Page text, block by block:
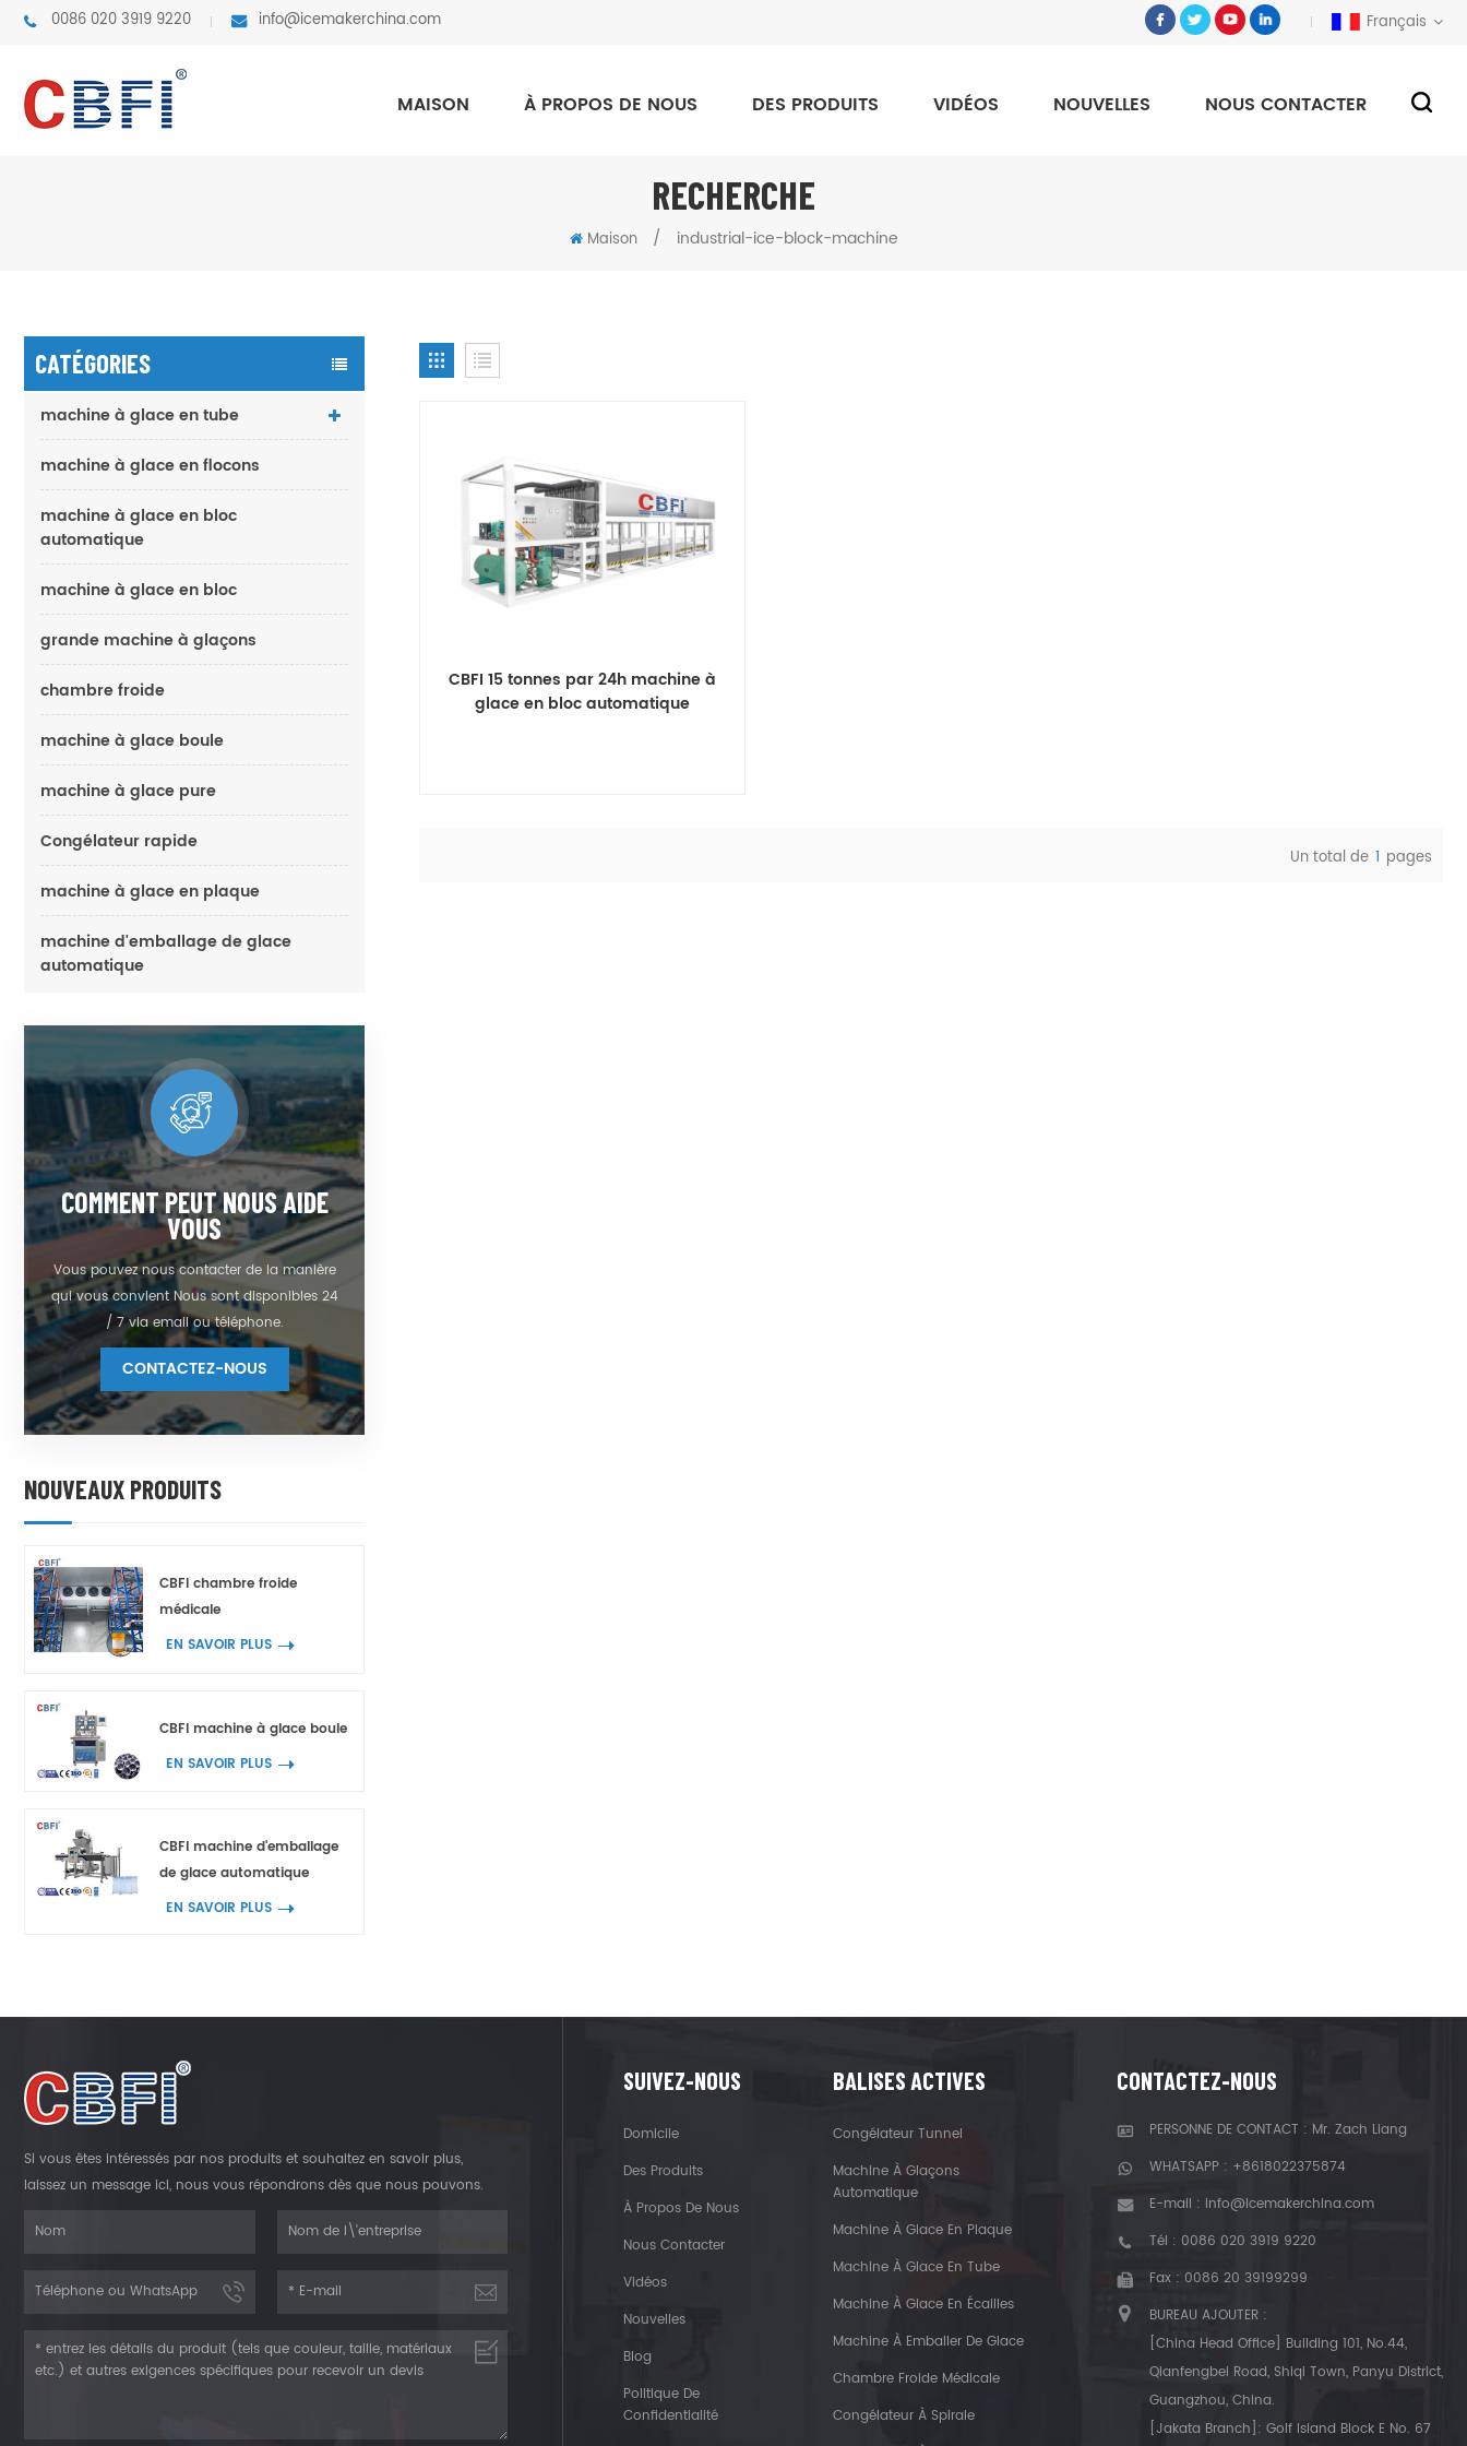
0086 020 3919 9220 info@icemakerchina.com Français
MAISON À PROPOS DE NOUS DES PRODUITS VIDÉOS NOUVELLES NOUS CONTACTER
RECHERCHE
Maison / industrial-ice-block-machine
CATÉGORIES
machine à glace en tube
machine à glace en flocons
machine à glace en bloc
automatique
machine à glace en bloc
grande machine à glaçons
chambre froide
machine à glace boule
machine à glace pure
Congélateur rapide
machine à glace en plaque
machine d'emballage de glace
automatique
COMMENT PEUT NOUS AIDE
VOUS
Vous pouvez nous contacter de la manière
qui vous convient Nous sont disponibles 24
/ 7 via email ou téléphone.
CONTACTEZ-NOUS
NOUVEAUX PRODUITS
CBFI chambre froide
médicale
EN SAVOIR PLUS
CBFI machine à glace boule
EN SAVOIR PLUS
CBFI machine d'emballage
de glace automatique
EN SAVOIR PLUS
CBFI 15 tonnes par 24h machine à
glace en bloc automatique
Un total de 1 pages
Si vous êtes intéressés par nos produits et souhaitez en savoir plus,
laissez un message ici, nous vous répondrons dès que nous pouvons.
SUIVEZ-NOUS
Domicile
Des Produits
À Propos De Nous
Nous Contacter
Vidéos
Nouvelles
Blog
Politique De
Confidentialité
BALISES ACTIVES
Congélateur Tunnel
Machine À Glaçons
Automatique
Machine À Glace En Plaque
Machine À Glace En Tube
Machine À Glace En Écailles
Machine À Emballer De Glace
Chambre Froide Médicale
Congélateur À Spirale
CONTACTEZ-NOUS
PERSONNE DE CONTACT : Mr. Zach Liang
WHATSAPP : +8618022375874
E-mail : info@icemakerchina.com
Tél : 0086 020 3919 9220
Fax : 0086 20 39199299
BUREAU AJOUTER :
[China Head Office] Building 101, No.44,
Qianfengbei Road, Shiqi Town, Panyu District,
Guangzhou, China.
[Jakata Branch]: Golf Island Block E No. 67